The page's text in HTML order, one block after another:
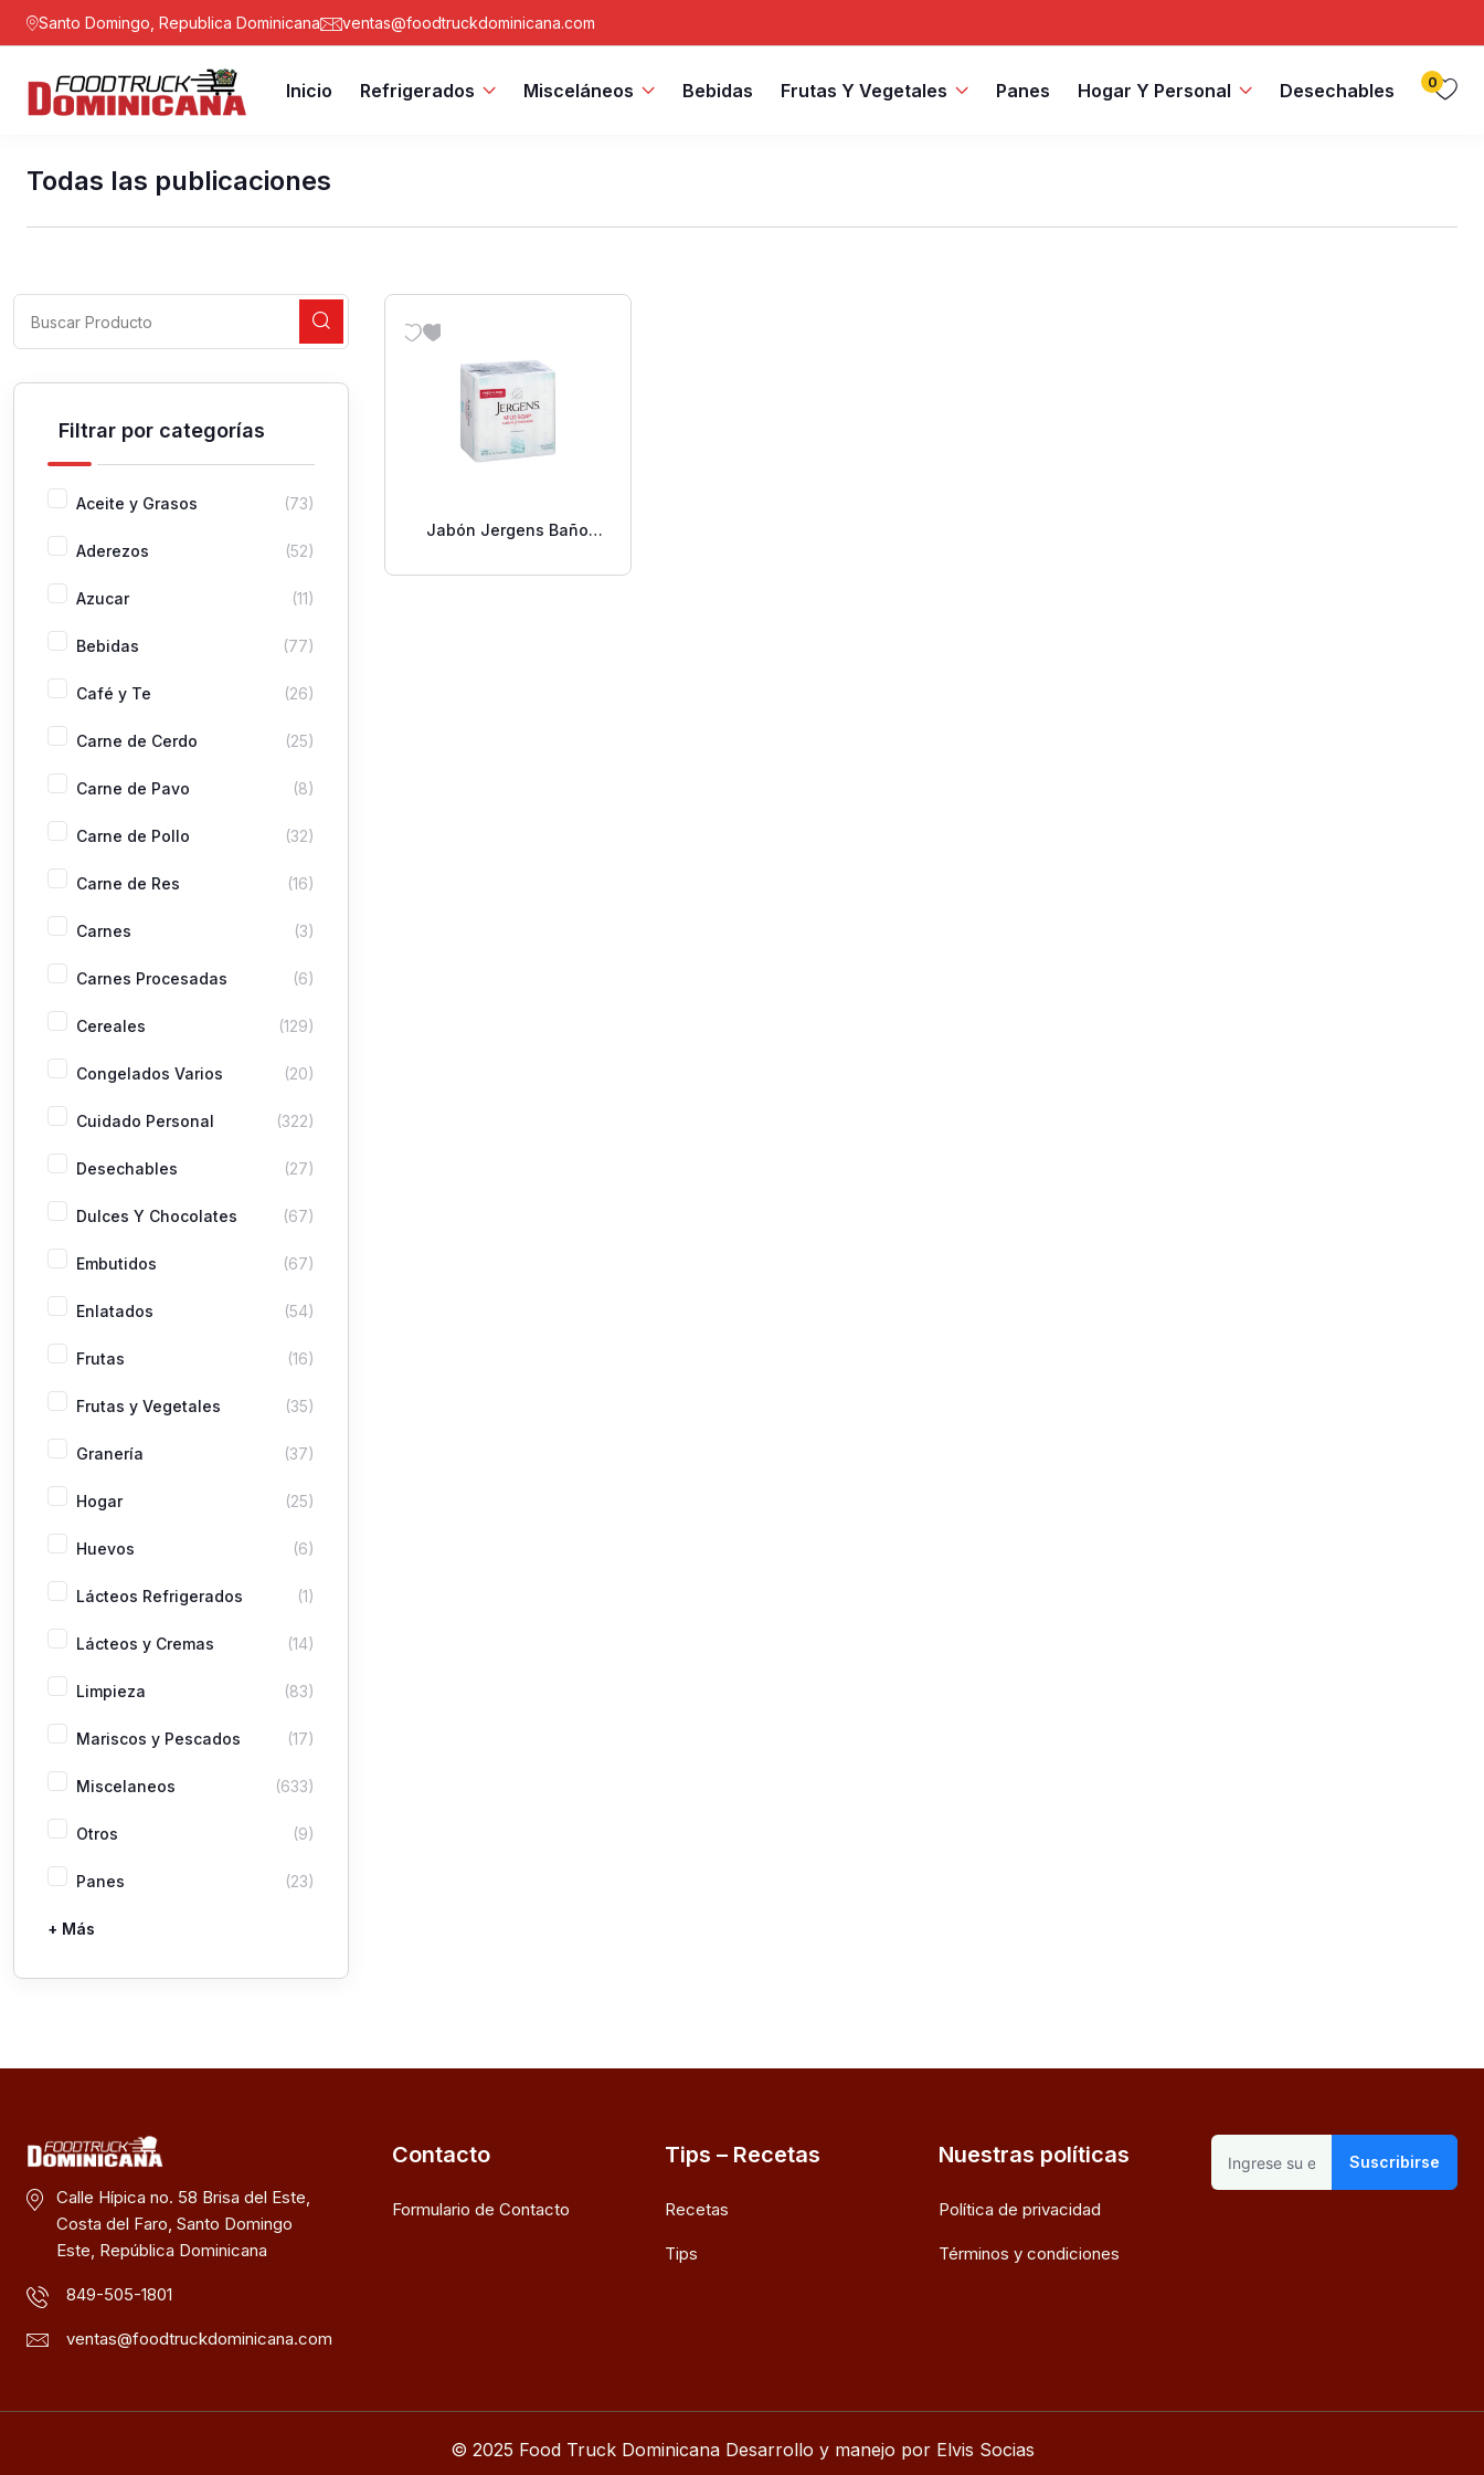
Santo Domingo, Republica Dominicana ventas@foodtruckdominicana.com
Inicio Refrigerados Misceláneos Bebidas Frutas Y Vegetales Panes Hogar Y Personal Desechables 0
Todas las publicaciones
Filtrar por categorías
Aceite y Grasos (73)
Aderezos (52)
Azucar (11)
Bebidas (77)
Café y Te (26)
Carne de Cerdo (25)
Carne de Pavo (8)
Carne de Pollo (32)
Carne de Res (16)
Carnes (3)
Carnes Procesadas (6)
Cereales (129)
Congelados Varios (20)
Cuidado Personal (322)
Desechables (27)
Dulces Y Chocolates (67)
Embutidos (67)
Enlatados (54)
Frutas (16)
Frutas y Vegetales (35)
Granería (37)
Hogar (25)
Huevos (6)
Lácteos Refrigerados (1)
Lácteos y Cremas (14)
Limpieza (83)
Mariscos y Pescados (17)
Miscelaneos (633)
Otros (9)
Panes (23)
Pastas
Picaderas
Sazones y Salsas
Vegetales
+ Más
Jabón Jergens Baño
Calle Hípica no. 58 Brisa del Este,
Costa del Faro, Santo Domingo
Este, República Dominicana
849-505-1801
ventas@foodtruckdominicana.com
Contacto
Formulario de Contacto
Tips – Recetas
Recetas
Tips
Nuestras políticas
Política de privacidad
Términos y condiciones
Suscribirse
© 2025 Food Truck Dominicana Desarrollo y manejo por Elvis Socias